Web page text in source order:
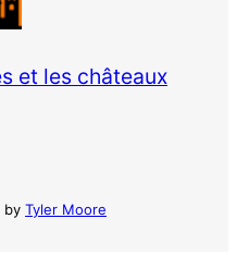
et les châteaux
by Tyler Moore